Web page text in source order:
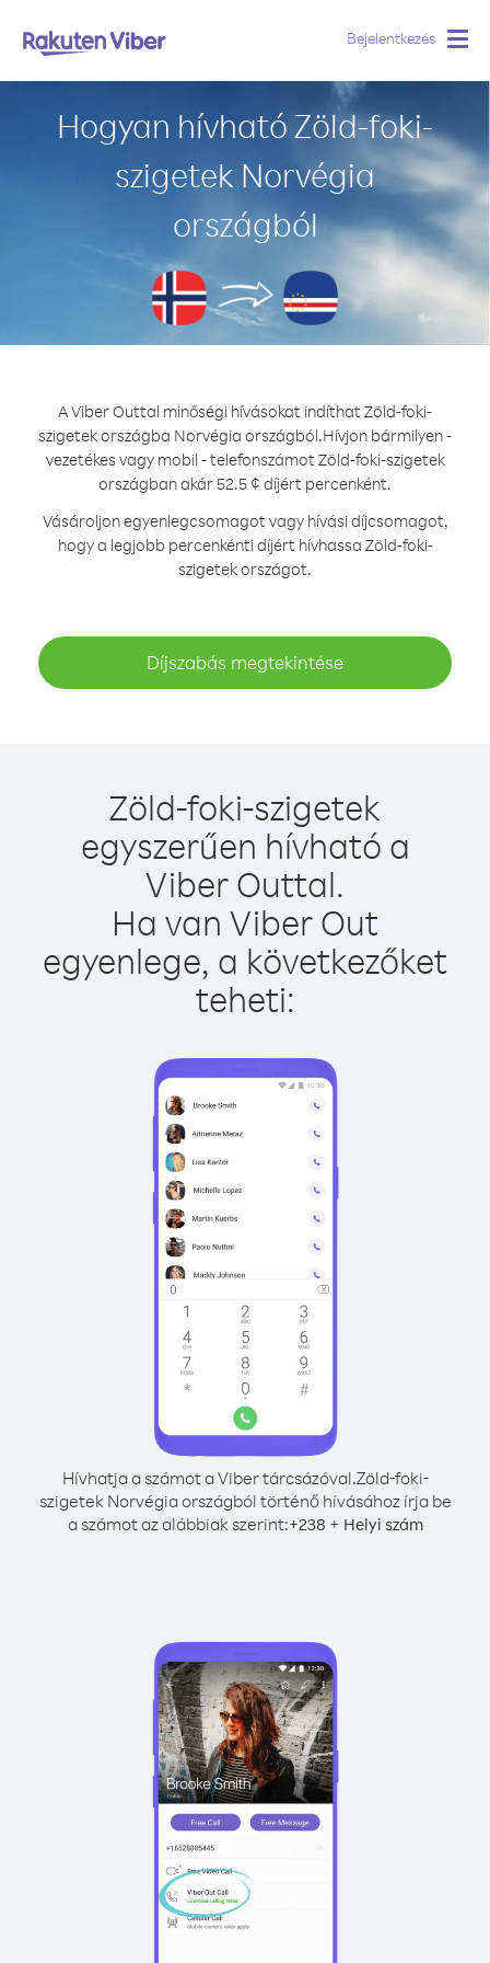
Bejelentkezés
Hogyan hívható Zöld-foki-
szigetek Norvégia
országból
A Viber Outtal minőségi hívásokat indíthat Zöld-foki-
szigetek országba Norvégia országból.Hívjon bármilyen -
vezetékes vagy mobil - telefonszámot Zöld-foki-szigetek
országban akár 52.5 ¢ díjért percenként.
Vásároljon egyenlegcsomagot vagy hívási díjcsomagot,
hogy a legjobb percenkénti díjért hívhassa Zöld-foki-
szigetek országot.
Díjszabás megtekintése
Zöld-foki-szigetek
egyszerűen hívható a
Viber Outtal.
Ha van Viber Out
egyenlege, a következőket
teheti:
Hívhatja a számot a Viber tárcsázóval.Zöld-foki-
szigetek Norvégia országból történő hívásához írja be
a számot az alábbiak szerint:+238 + Helyi szám